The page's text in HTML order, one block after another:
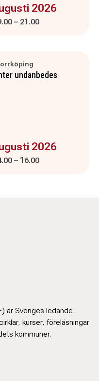
är :
2026
mellan
– och
21.00
undanbedes
är :
2026
mellan
– och
16.00
är Sveriges ledande
kurser, föreläsningar
kommuner.